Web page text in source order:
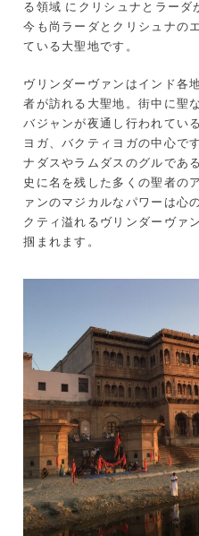
る領域 にクリシュナとラーダ
今も尚ラーダとクリシュナの
ている大聖地です。
ヴリンダーヴァンはインド各
者が訪れる大聖地。街中に聖
バジャンが夜通し行われてい
ヨガ、バクティヨガの中心で
ナダスやラムダスのグルであ
史に名を残した多くの聖者の
ァンのマジカルなパワーは心
クティ溢れるヴリンダーヴァ
掴まれます。